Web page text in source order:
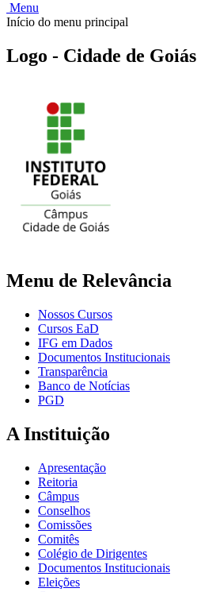
Menu
Início do menu principal
Logo - Cidade de Goiás
Menu de Relevância
Nossos Cursos
Cursos EaD
IFG em Dados
Documentos Institucionais
Transparência
Banco de Notícias
PGD
A Instituição
Apresentação
Reitoria
Câmpus
Conselhos
Comissões
Comitês
Colégio de Dirigentes
Documentos Institucionais
Eleições